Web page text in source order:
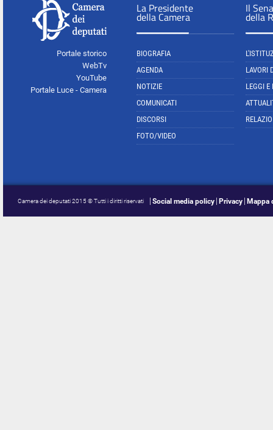
Portale storico
WebTv
YouTube
Portale Luce - Camera
La Presidente
della Camera
BIOGRAFIA
AGENDA
NOTIZIE
COMUNICATI
DISCORSI
FOTO/VIDEO
Il
della
LAVORI
LEGGI E
Camera dei deputati 2015 © Tutti i diritti riservati Social media policy Privacy Mappa